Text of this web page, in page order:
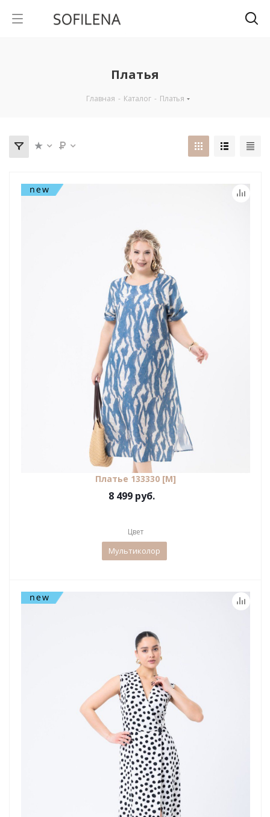
Платья
Главная - Каталог - Платья
Платье 133330 [М]
8 499 руб.
Цвет
Мультиколор